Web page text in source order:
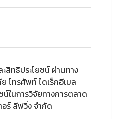
สิทธิประโยชน์ ผ่านทาง
โทรศัพท์ ไดเร็กอีเมล
น์ในการวิจัยทางการตลาด
ร์ ลีฟวิ่ง จำกัด